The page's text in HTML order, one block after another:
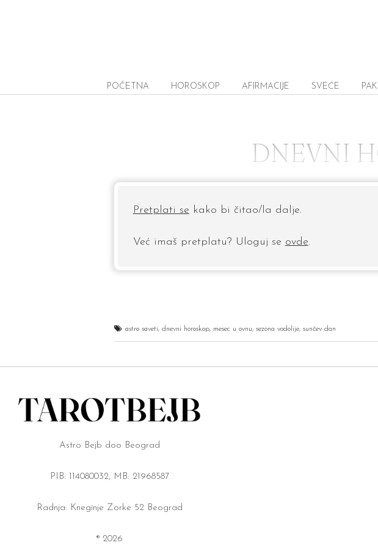
POČETNA HOROSKOP AFIRMACIJE SVEĆE
DNEVNI
Pretplati se kako bi čitao/la dalje.
Već imaš pretplatu? Uloguj se ovde.
astro saveti, dnevni horoskop, mesec u ovnu, sezona vodolije, sunčev dan
Astro Bejb doo Beograd
PIB: 114080032, MB: 21968587
Radnja: Kneginje Zorke 52 Beograd
® 2026